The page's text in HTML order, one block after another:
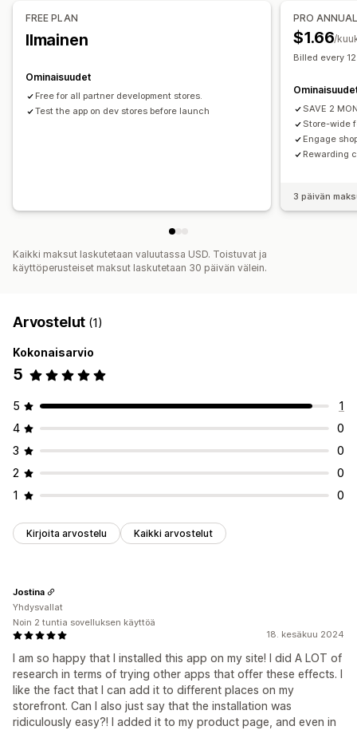
FREE PLAN
Ilmainen
Ominaisuudet
Free for all partner development stores.
Test the app on dev stores before launch
PRO
$1.66/
Billed every
SAVE 2
Store-wide
Engage
Rewarding
3 päivän
Kaikki maksut laskutetaan valuutassa USD. Toistuvat ja
käyttöperusteiset maksut laskutetaan 30 päivän välein.
Arvostelut (1)
Kokonaisarvio
5
5
1
4
0
3
0
2
0
1
0
Kirjoita arvostelu Kaikki arvostelut
18. kesäkuu 2024
I am so happy that I installed this app on my site! I did A LOT of
research in terms of trying other apps that offer these effects. I
like the fact that I can add it to different places on my
storefront. Can I also just say that the installation was
ridiculously easy?! I added it to my product page, and even in
Jostina
Yhdysvallat
Noin 2 tuntia sovelluksen käyttöä